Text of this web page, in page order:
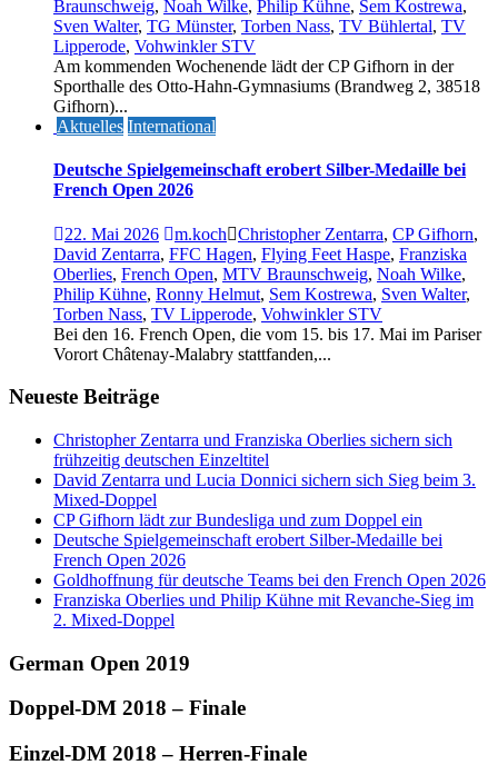
Braunschweig, Noah Wilke, Philip Kühne, Sem Kostrewa,
Sven Walter, TG Münster, Torben Nass, TV Bühlertal, TV
Lipperode, Vohwinkler STV
Am kommenden Wochenende lädt der CP Gifhorn in der
Sporthalle des Otto-Hahn-Gymnasiums (Brandweg 2, 38518
Gifhorn)...
Aktuelles International
Deutsche Spielgemeinschaft erobert Silber-Medaille bei
French Open 2026
22. Mai 2026 m.koch Christopher Zentarra, CP Gifhorn,
David Zentarra, FFC Hagen, Flying Feet Haspe, Franziska
Oberlies, French Open, MTV Braunschweig, Noah Wilke,
Philip Kühne, Ronny Helmut, Sem Kostrewa, Sven Walter,
Torben Nass, TV Lipperode, Vohwinkler STV
Bei den 16. French Open, die vom 15. bis 17. Mai im Pariser
Vorort Châtenay-Malabry stattfanden,...
Neueste Beiträge
Christopher Zentarra und Franziska Oberlies sichern sich
frühzeitig deutschen Einzeltitel
David Zentarra und Lucia Donnici sichern sich Sieg beim 3.
Mixed-Doppel
CP Gifhorn lädt zur Bundesliga und zum Doppel ein
Deutsche Spielgemeinschaft erobert Silber-Medaille bei
French Open 2026
Goldhoffnung für deutsche Teams bei den French Open 2026
Franziska Oberlies und Philip Kühne mit Revanche-Sieg im
2. Mixed-Doppel
German Open 2019
Doppel-DM 2018 – Finale
Einzel-DM 2018 – Herren-Finale